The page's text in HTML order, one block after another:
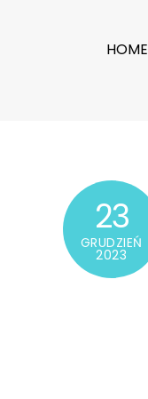
HOME
23
GRUDZIEŃ
2023